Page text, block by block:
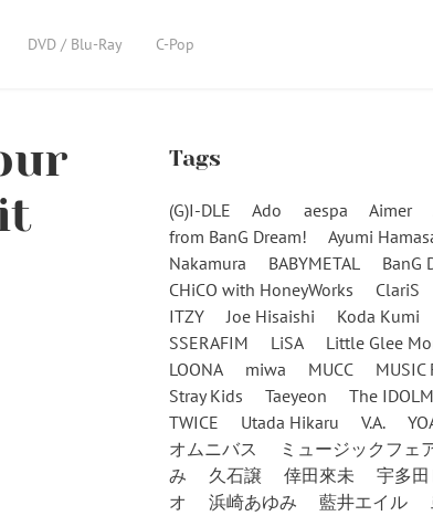
DVD / Blu-Ray C-Pop
Tags
(G)I-DLE Ado aespa Aimer
from BanG Dream!
Ayumi
Nakamura
BABYMETAL BanG
CHiCO with HoneyWorks
ClariS
ITZY
Joe Hisaishi Koda Kumi
SSERAFIM
LiSA
Little Glee
LOONA
miwa MUCC MUSIC
Stray Kids
Taeyeon
The
TWICE
Utada Hikaru V.A.
オムニバス
ミュージックフェ
み
久石譲 倖田來未 宇多
オ
浜崎あゆみ 藍井エイル